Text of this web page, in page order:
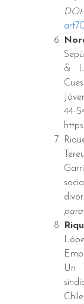
&
44-
Un